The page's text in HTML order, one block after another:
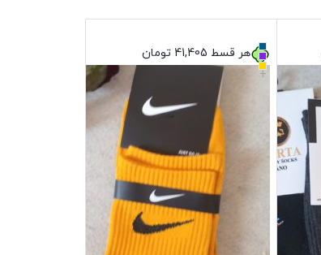
هر قسط 41,405 تومان
+